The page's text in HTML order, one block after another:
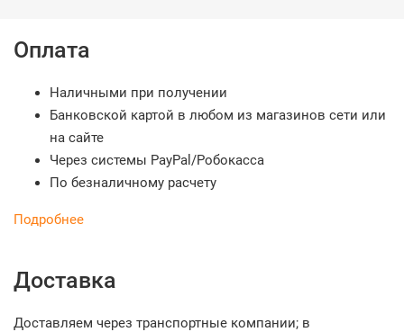
Оплата
Наличными при получении
Банковской картой в любом из магазинов сети или
на сайте
Через системы PayPal/Робокасса
По безналичному расчету
Подробнее
Доставка
Доставляем через транспортные компании; в